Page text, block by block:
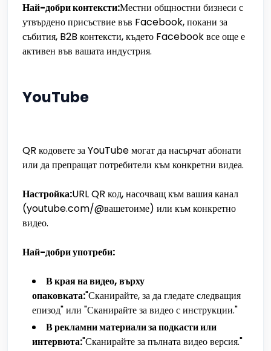
Най-добри контексти:Местни общностни бизнеси с
утвърдено присъствие във Facebook, покани за
събития, B2B контексти, където Facebook все още е
активен във вашата индустрия.
YouTube
QR кодовете за YouTube могат да насърчат абонати
или да препращат потребители към конкретни видеа.
Настройка:URL QR код, насочващ към вашия канал
(youtube.com/@вашетоиме) или към конкретно
видео.
Най-добри употреби:
В края на видео, върху
опаковката:"Сканирайте, за да гледате следващия
епизод" или "Сканирайте за видео с инструкции."
В рекламни материали за подкасти или
интервюта:"Сканирайте за пълната видео версия."